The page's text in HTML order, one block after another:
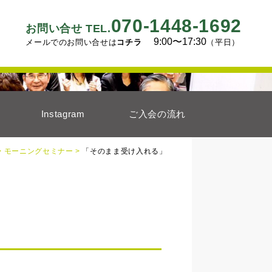
お問い合せ TEL.070-1448-1692
メールでのお問い合せは コチラ 9:00〜17:30 （平日）
Instagram ご入会の流れ
モーニングセミナー > 「そのまま受け入れる」